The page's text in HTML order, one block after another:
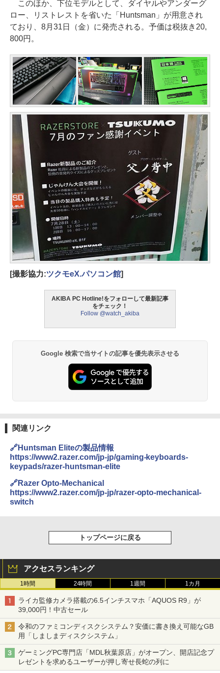
このほか、下位モデルとして、ダイヤルやアンダーグ
ロー、リストレストを省いた「Huntsman」が用意され
ており、8月31日（金）に発売される。予価は税抜き20,
800円。
[撮影協力:ツクモeX.パソコン館]
AKIBA PC Hotline!をフォローして最新記事
をチェック！
Follow @watch_akiba
Google 検索で当サイトの記事を優先表示させる
関連リンク
🔗Huntsman Eliteの製品情報
https://www2.razer.com/jp-jp/gaming-keyboards-
keypads/razer-huntsman-elite
🔗Razer Opto-Mechanical
https://www2.razer.com/jp-jp/razer-opto-mechanical-
switch
トップページに戻る
アクセスランキング
1時間 24時間 1週間 1カ月
ライカ監修カメラ搭載の6.5インチスマホ「AQUOS R9」が
39,000円！中古セール
令和のファミコンディスクシステム？安価に書き換え可能なGB
用「しましまディスクシステム」
ゲーミングPC専門店「MDL秋葉原店」がオープン、開店記念プ
レゼントを求めるユーザーが押し寄せ長蛇の列に